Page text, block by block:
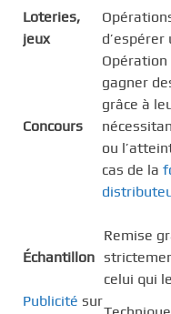
Loteries,
jeux
Concours
gagner
grâce à
ou
cas de la
Échantillon
Remise
celui qui
Publicité sur